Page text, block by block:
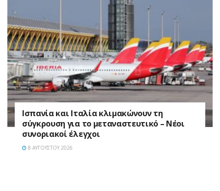
Ισπανία και Ιταλία κλιμακώνουν τη
σύγκρουση για το μεταναστευτικό – Νέοι
συνοριακοί έλεγχοι
8 ΑΥΓΟΎΣΤΟΥ 2026